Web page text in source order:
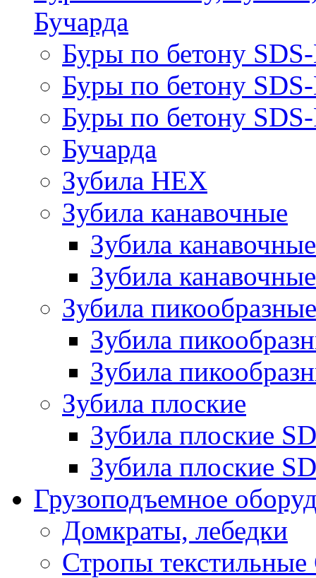
Бучарда
Буры по бетону
Буры по бетону
Буры по бетону
Бучарда
Зубила HEX
Зубила канавочные
Зубила
Зубила
Зубила пикообразные
Зубила
Зубила
Зубила плоские
Зубила плоские
Зубила плоские
Грузоподъемное
Домкраты, лебедки
Стропы